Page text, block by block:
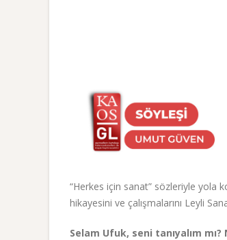
“Herkes için sanat” sözleriyle yola
hikayesini ve çalışmalarını Leyli
Selam Ufuk, seni tanıyalım mı?